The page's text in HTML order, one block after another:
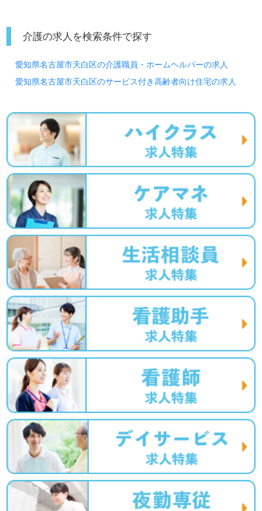
介護の求人を検索条件で探す
愛知県名古屋市天白区の介護職員・ホームヘルパーの求人
愛知県名古屋市天白区のサービス付き高齢者向け住宅の求人